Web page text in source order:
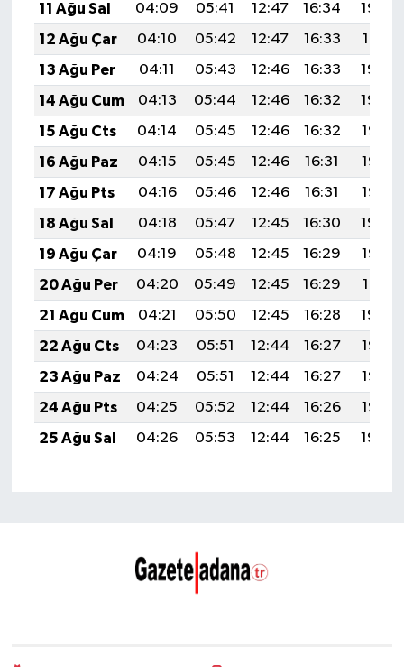
11 Ağu Sal
04:09 05:41 12:47 16:34
19:42
12 Ağu Çar
04:10 05:42 12:47 16:33
19:41
13 Ağu Per
04:11 05:43 12:46 16:33
19:40
14 Ağu Cum
04:13 05:44 12:46 16:32
19:39
15 Ağu Cts
04:14 05:45 12:46 16:32
19:37
16 Ağu Paz
04:15 05:45 12:46 16:31
19:36
17 Ağu Pts
04:16 05:46 12:46 16:31
19:35
18 Ağu Sal
04:18 05:47 12:45 16:30
19:34
19 Ağu Çar
04:19 05:48 12:45 16:29
19:32
20 Ağu Per
04:20 05:49 12:45 16:29
19:31
21 Ağu Cum
04:21 05:50 12:45 16:28
19:30
22 Ağu Cts
04:23 05:51 12:44 16:27
19:28
23 Ağu Paz
04:24 05:51 12:44 16:27
19:27
24 Ağu Pts
04:25 05:52 12:44 16:26
19:25
25 Ağu Sal
04:26 05:53 12:44 16:25 19:24